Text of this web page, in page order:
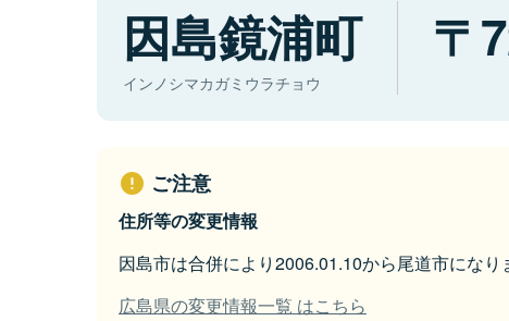
因島鏡浦町
インノシマカガミウラチョウ
ご注意
住所等の変更情報
因島市は合併により2006.01.10から尾道市になり
広島県の変更情報一覧 はこちら